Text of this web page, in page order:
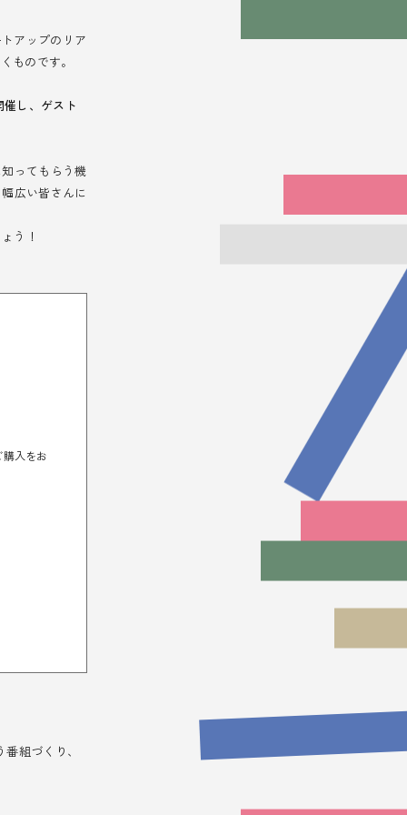
アップのリア
ものです。
し、ゲスト
ってもらう機
広い皆さんに
う！
入をお
組づくり、